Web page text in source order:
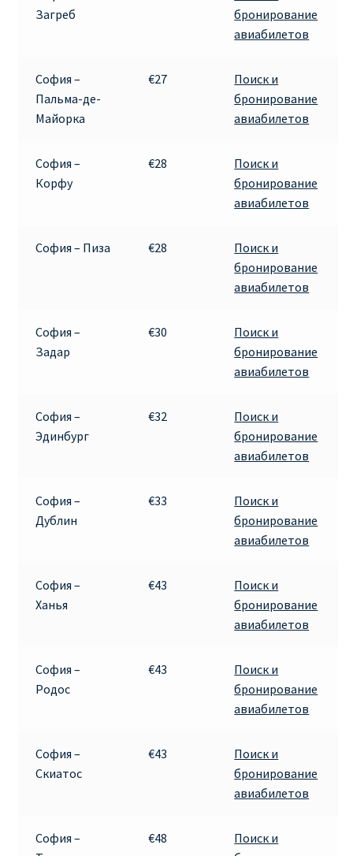
Загреб
бронирование
авиабилетов
София –
Пальма-де-
Майорка
€27
Поиск и
бронирование
авиабилетов
София –
Корфу
€28
Поиск и
бронирование
авиабилетов
София – Пиза €28
Поиск и
бронирование
авиабилетов
София –
Задар
€30
Поиск и
бронирование
авиабилетов
София –
Эдинбург
€32
Поиск и
бронирование
авиабилетов
София –
Дублин
€33
Поиск и
бронирование
авиабилетов
София –
Ханья
€43
Поиск и
бронирование
авиабилетов
София –
Родос
€43
Поиск и
бронирование
авиабилетов
София –
Скиатос
€43
Поиск и
бронирование
авиабилетов
София –
€48
Поиск и